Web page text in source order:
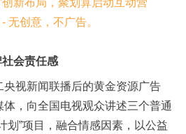
会责任感
视新闻联播后的黄金资源广告
，向全国电视观众讲述三个普通
划”项目，融合情感因素，以公益